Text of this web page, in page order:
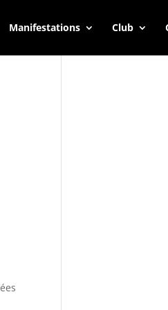
Manifestations Club